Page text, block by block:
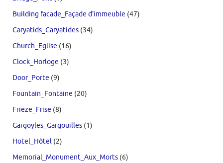
Building facade_Façade d'immeuble (47)
Caryatids_Caryatides (34)
Church_Eglise (16)
Clock_Horloge (3)
Door_Porte (9)
Fountain_Fontaine (20)
Frieze_Frise (8)
Gargoyles_Gargouilles (1)
Hotel_Hôtel (2)
Memorial_Monument_Aux_Morts (6)